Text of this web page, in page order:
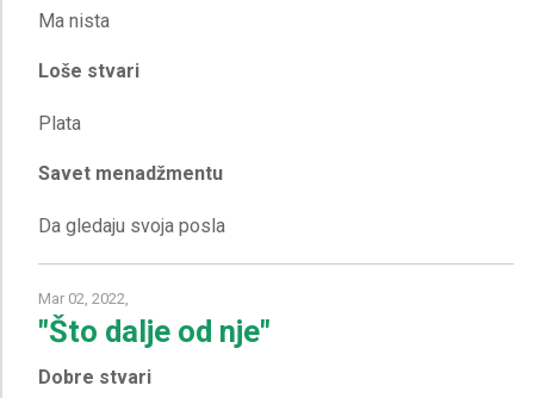
Loše stvari
Savet menadžmentu
Mar 02, 2022,
"Što dalje od nje"
Dobre stvari